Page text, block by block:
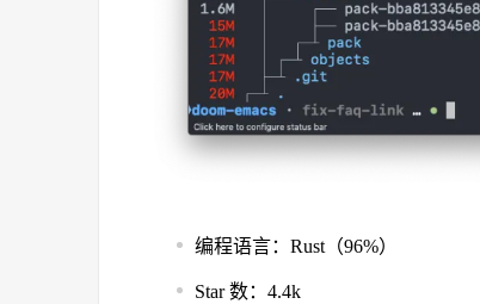
编程语言：Rust（96%）
Star 数：4.4k